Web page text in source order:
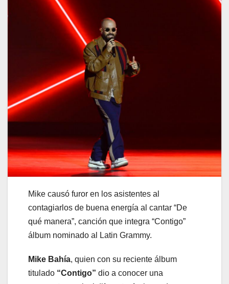
Mike causó furor en los asistentes al
contagiarlos de buena energía al cantar “De
qué manera”, canción que integra “Contigo”
álbum nominado al Latin Grammy.
Mike Bahía, quien con su reciente álbum
titulado “Contigo” dio a conocer una